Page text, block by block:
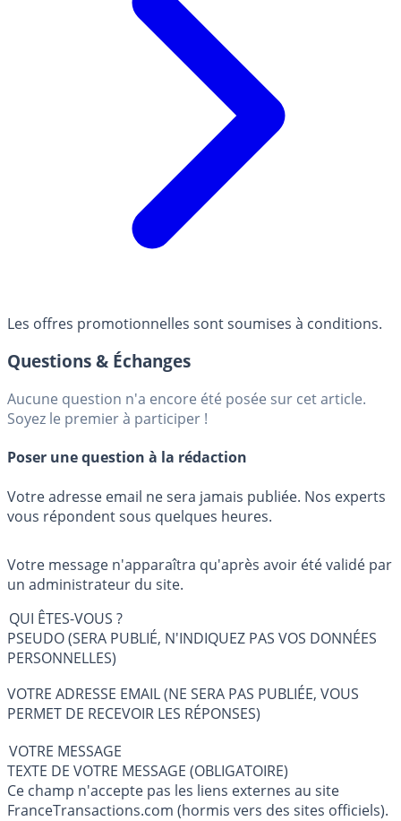
Les offres promotionnelles sont soumises à conditions.
Questions & Échanges
Aucune question n'a encore été posée sur cet article.
Soyez le premier à participer !
Poser une question à la rédaction
Votre adresse email ne sera jamais publiée. Nos experts
vous répondent sous quelques heures.
Votre message n'apparaîtra qu'après avoir été validé par
un administrateur du site.
QUI ÊTES-VOUS ?
PSEUDO (SERA PUBLIÉ, N'INDIQUEZ PAS VOS DONNÉES
PERSONNELLES)
VOTRE ADRESSE EMAIL (NE SERA PAS PUBLIÉE, VOUS
PERMET DE RECEVOIR LES RÉPONSES)
VOTRE MESSAGE
TEXTE DE VOTRE MESSAGE (OBLIGATOIRE)
Ce champ n'accepte pas les liens externes au site
FranceTransactions.com (hormis vers des sites officiels).